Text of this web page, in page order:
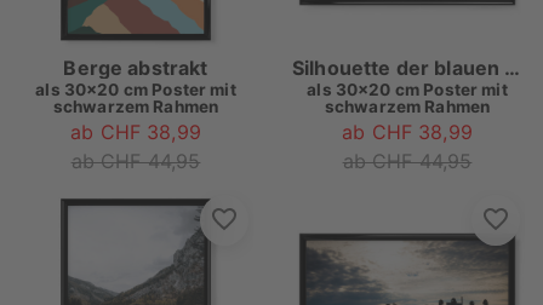
Berge abstrakt
als 30x20 cm Poster mit
schwarzem Rahmen
ab CHF 38,99
ab CHF 44,95
Silhouette der blauen Berge
als 30x20 cm Poster mit
schwarzem Rahmen
ab CHF 38,99
ab CHF 44,95